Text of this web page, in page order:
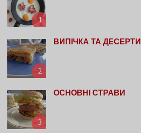
1
2
ВИПІЧКА ТА ДЕСЕРТИ
3
ОСНОВНІ СТРАВИ